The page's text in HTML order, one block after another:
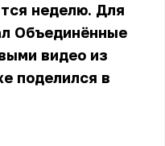
неделю. Для
Объединённые
видео из
поделился в